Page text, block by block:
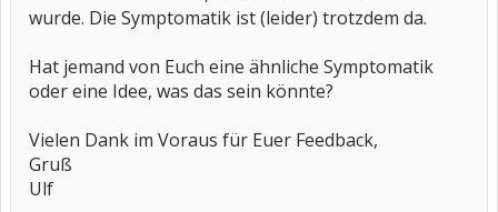
wurde. Die Symptomatik ist (leider) trotzdem da.
Hat jemand von Euch eine ähnliche Symptomatik
oder eine Idee, was das sein könnte?
Vielen Dank im Voraus für Euer Feedback,
Gruß
Ulf